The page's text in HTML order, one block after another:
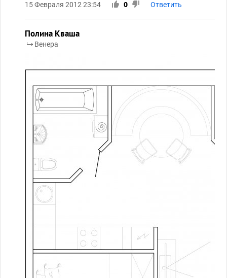
15 Февраля 2012 23:54 0 Ответить
Полина Кваша
Венера